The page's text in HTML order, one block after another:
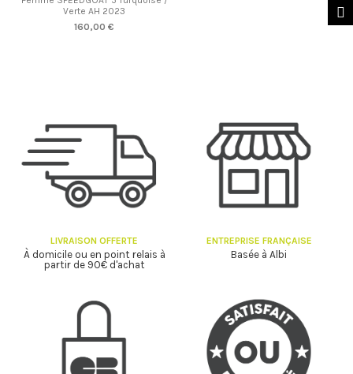
Verte AH 2023
160,00 €
LIVRAISON OFFERTE
À domicile ou en point relais à
partir de 90€ d'achat
ENTREPRISE FRANÇAISE
Basée à Albi